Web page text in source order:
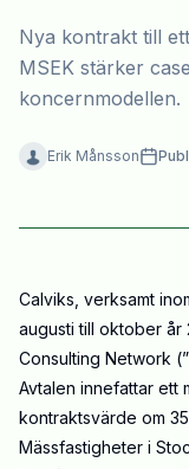
Nya kontrakt till
MSEK stärker
koncernmodellen.
Erik Månsson
Calviks, verksamt
augusti till oktober
Consulting Network
Avtalen innefattar ett
kontraktsvärde om
Mässfastigheter i